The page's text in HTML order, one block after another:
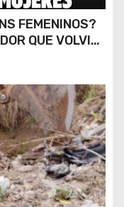
FEMENINOS?
QUE VOLVIÓ